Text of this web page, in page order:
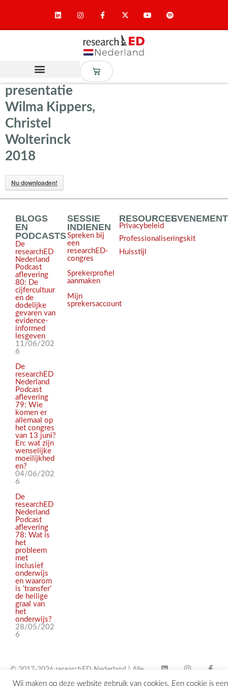
presentatie
Wilma Kippers,
Christel
Wolterinck
2018
Nu downloaden!
BLOGS
EN
PODCASTS
De
researchED
Nederland
Podcast
aflevering
80: De
cijfercultuur
en de
dodelijke
gevaren van
evidence-
informed
lesgeven
11/06/202
6
De
researchED
Nederland
Podcast
aflevering
79: Wie
komen er
allemaal op
het congres
van 13 juni?
En: wat zijn
wenselijke
moeilijkhed
en?
04/06/202
6
De
researchED
Nederland
Podcast
aflevering
78: Wat is
het
probleem
met
inclusief
onderwijs
en waarom
is ‘transfer’
de heilige
graal van
het
onderwijs?
28/05/202
6
SESSIE
INDIENEN
Spreken bij
een
researchED-
congres
Sprekerprofiel
aanmaken
Mijn
sprekersaccount
RESOURCES
Privacybeleid
Professionaliseringskit
Huisstijl
© 2017-2026 researchED Nederland | Alle
Wij maken op deze website gebruik van cookies. Een cookie is een